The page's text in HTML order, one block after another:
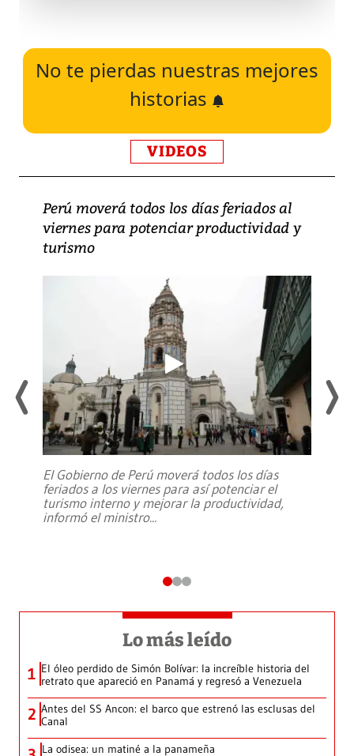
No te pierdas nuestras mejores
historias
VIDEOS
Perú moverá todos los días feriados al
viernes para potenciar productividad y
turismo
El Gobierno de Perú moverá todos los días
feriados a los viernes para así potenciar el
turismo interno y mejorar la productividad,
informó el ministro...
Lo más leído
1 El óleo perdido de Simón Bolívar: la increíble historia del
retrato que apareció en Panamá y regresó a Venezuela
2 Antes del SS Ancon: el barco que estrenó las esclusas del
Canal
La odisea: un matiné a la panameña